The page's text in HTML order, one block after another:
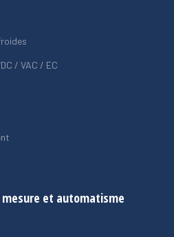
/ VAC / EC
et automatisme